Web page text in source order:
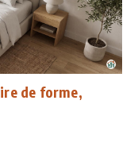
de forme,